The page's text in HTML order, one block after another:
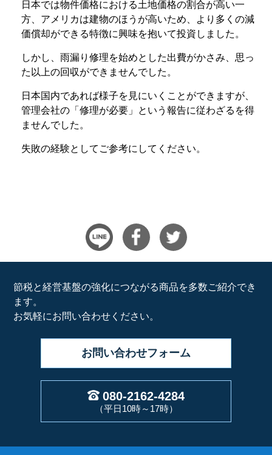
日本では物件価格における土地価格の割合が高い一
方、アメリカは建物のほうが高いため、より多くの減
価償却ができる特徴に興味を抱いて投資しました。
しかし、雨漏り修理を始めとした出費がかさみ、思っ
た以上の回収ができませんでした。
日本国内であれば様子を見にいくことができますが、
管理会社の「修理が必要」という報告に従わざるを得
ませんでした。
失敗の経験としてご参考にしてください。
節税と経営基盤の強化につながる商品を多数ご紹介でき
ます。
お気軽にお問い合わせください。
お問い合わせフォーム
080-2162-4284
（平日10時～17時）